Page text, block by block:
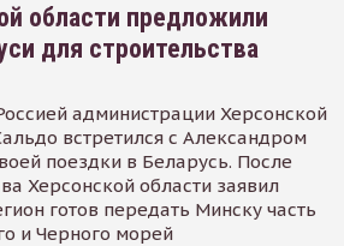
области предложили
для строительства
администрации Херсонской
встретился с Александром
поездки в Беларусь. После
Херсонской области заявил
готов передать Минску часть
и Черного морей